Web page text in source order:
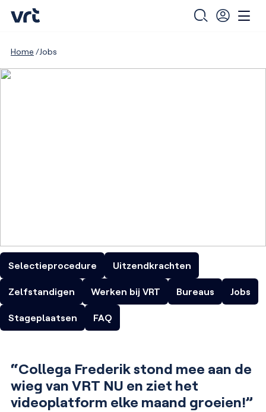
Home Jobs
Selectieprocedure Uitzendkrachten
Zelfstandigen Werken bij VRT Bureaus Jobs
Stageplaatsen FAQ
“Collega Frederik stond mee aan de
wieg van VRT NU en ziet het
videoplatform elke maand groeien!”